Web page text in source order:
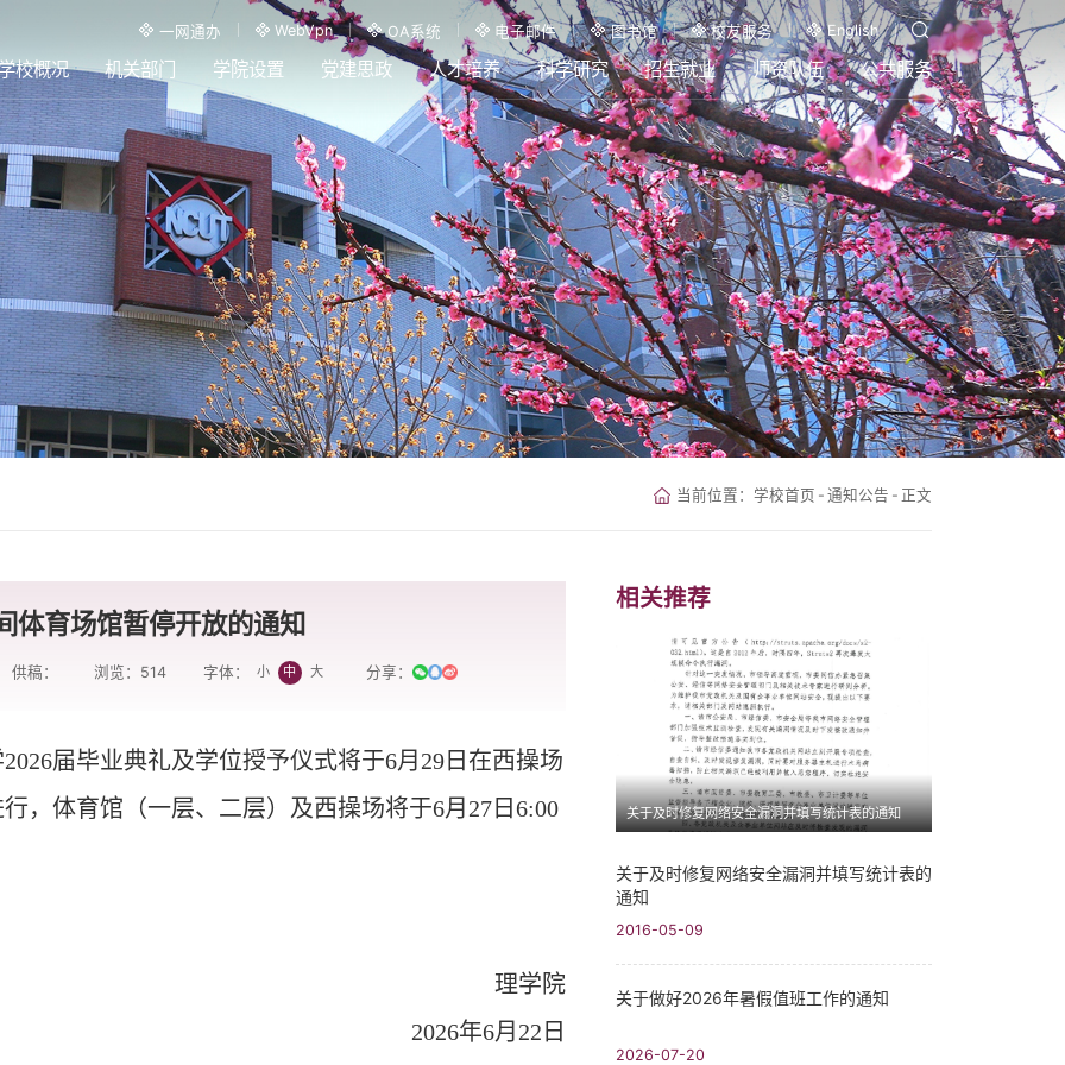
一网通办 WebVpn OA系统 电子邮件 图书馆 校友服务 English
校概况 机关部门 学院设置 党建思政 人才培养 科学研究 招生就业 师资队伍 公共服务
当前位置： 学校首页 - 通知公告 - 正文
体育场馆暂停开放的通知
供稿： 浏览： 514 字体： 小 中 大 分享：
2026届毕业典礼及学位授予仪式将于6月 29 日在西操场
，体育馆（一层、二层）及西操场将于6月 27 日 6:00
理学院
2026年6月 22 日
相关推荐
关于及时修复网络安全漏洞并填写统计表的通知
关于及时修复网络安全漏洞并填写统计表的
通知
2016-05-09
关于做好2026年暑假值班工作的通知
2026-07-20